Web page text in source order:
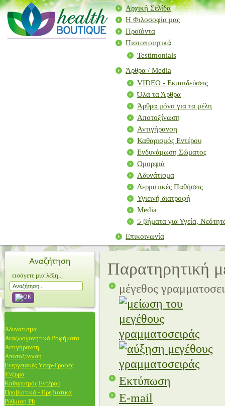
Αρχική Σελίδα
Η Φιλοσοφία μας
Προϊόντα
Πιστοποιητικά
Testimonials
Άρθρα / Μedia
VIDEO - Εκπαιδεύσεις
Όλα τα Άρθρα
Άρθρα μόνο για τα μέλη
Αποτοξίνωση
Αντιγήρανση
Καθαρισμός Εντέρου
Ενδυνάμωση Σώματος
Ομορφιά
Αδυνάτισμα
Δερματικές Παθήσεις
Υγιεινή διατροφή
Media
5 βήματα για Υγεία,
Επικοινωνία
εισάγετε μια λέξη...
Αδυνάτισμα
Αναζωογονητικά Ροφήματα
Αντιγήρανση
Αποτοξίνωση
Ενεργειακές Υπερ-Τροφές
Ένζυμα
Καθαρισμός Εντέρου
Προβιοτικά - Πρεβιοτικά
Ρύθμιση Ph
Παρατηρητική
μέγεθος
Εκτύπωση
E-mail